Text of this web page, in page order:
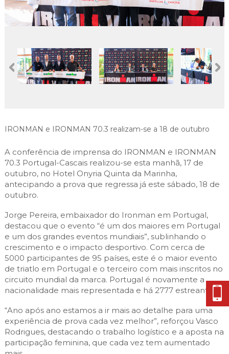
Planeamento Estratégico
Urbanismo
Cascais Próxima
Economia & Inovação
Governação
Qualidade de vida
Sociedade & Educação
Jornal C
Agenda do executivo
VIVER
ESTUDAR
TEMPOS LIVRES
INVESTIR EM CASCAIS
SERVIÇOS
MAPA DO PORTAL
IRONMAN e IRONMAN 70.3 realizam-se a 18 de outubro
A conferência de imprensa do IRONMAN e IRONMAN
70.3 Portugal-Cascais realizou-se esta manhã, 17 de
outubro, no Hotel Onyria Quinta da Marinha,
antecipando a prova que regressa já este sábado, 18 de
outubro.
Jorge Pereira, embaixador do Ironman em Portugal,
destacou que o evento “é um dos maiores em Portugal
e um dos grandes eventos mundiais”, sublinhando o
crescimento e o impacto desportivo. Com cerca de
5000 participantes de 95 países, este é o maior evento
de triatlo em Portugal e o terceiro com mais inscritos no
circuito mundial da marca. Portugal é novamente a
nacionalidade mais representada e há 2777 estreantes.
“Ano após ano estamos a ir mais ao detalhe para uma
experiência de prova cada vez melhor”, reforçou Vasco
Rodrigues, destacando o trabalho logístico e a aposta na
participação feminina, que cada vez tem aumentado